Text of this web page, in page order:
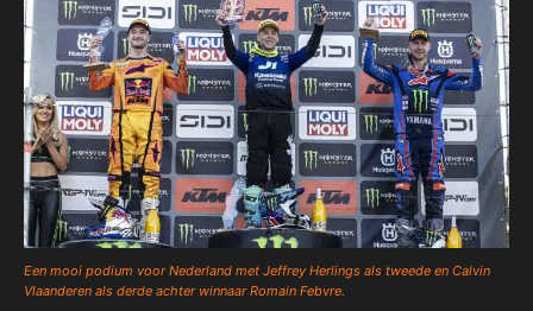
Een mooi podium voor Nederland met Jeffrey Herlings als tweede en Calvin
Vlaanderen als derde achter winnaar Romain Febvre.